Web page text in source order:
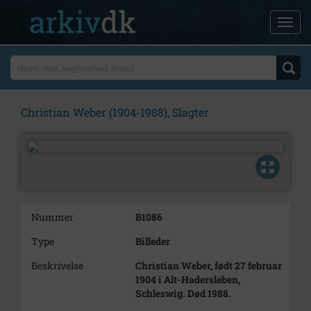
Christian Weber (1904-1988), Slagter
Nummer
B1086
Type
Billeder
Beskrivelse
Christian Weber, født 27 februar
1904 i Alt-Hadersleben,
Schleswig. Død 1988.